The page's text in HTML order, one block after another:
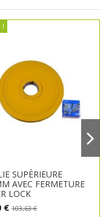
!
SUPÈRIEURE
AVEC FERMETURE
LOCK
€103,63 €